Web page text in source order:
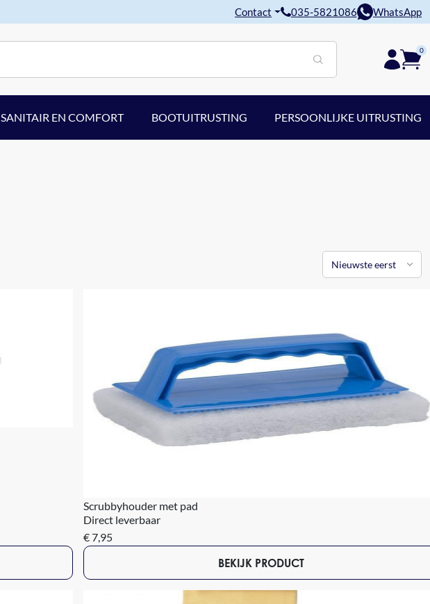
Contact 035-5821086 WhatsApp
0
SANITAIR EN COMFORT BOOTUITRUSTING PERSOONLIJKE UITRUSTING
Scrubbyhouder met pad
Direct leverbaar
€ 7,95
BEKIJK PRODUCT